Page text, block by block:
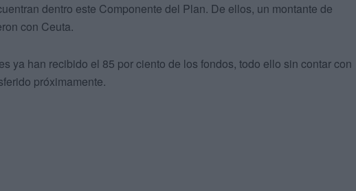
dentro este Componente del Plan. De ellos, un montante de
con Ceuta.
ya han recibido el 85 por ciento de los fondos, todo ello sin contar con
próximamente.